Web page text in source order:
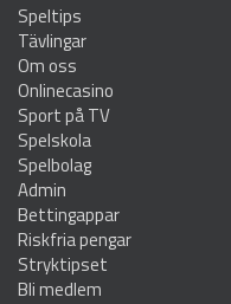
Speltips
Tävlingar
Om oss
Onlinecasino
Sport på TV
Spelskola
Spelbolag
Admin
Bettingappar
Riskfria pengar
Stryktipset
Bli medlem